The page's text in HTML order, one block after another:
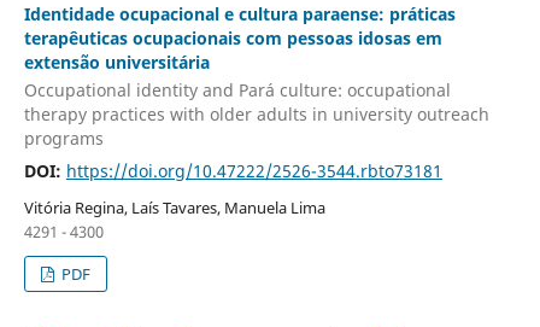
Identidade ocupacional e cultura paraense: práticas
terapêuticas ocupacionais com pessoas idosas em
extensão universitária
Occupational identity and Pará culture: occupational
therapy practices with older adults in university outreach
programs
DOI: https://doi.org/10.47222/2526-3544.rbto73181
Vitória Regina, Laís Tavares, Manuela Lima
4291 - 4300
PDF